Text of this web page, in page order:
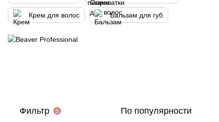
Крем для волос Бальзам для губ
Фильтр 1 По популярности